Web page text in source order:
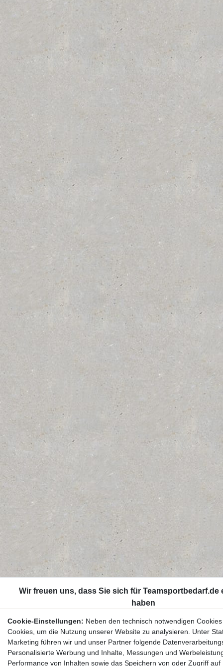
Cookie-Einstellungen: Neben den technisch notwendigen
Cookies, um die Nutzung unserer Website zu analysieren. Unter
Marketing führen wir und unser Partner folgende
Personalisierte Werbung und Inhalte, Messungen und
Performance von Inhalten sowie das Speichern von oder Zugriff